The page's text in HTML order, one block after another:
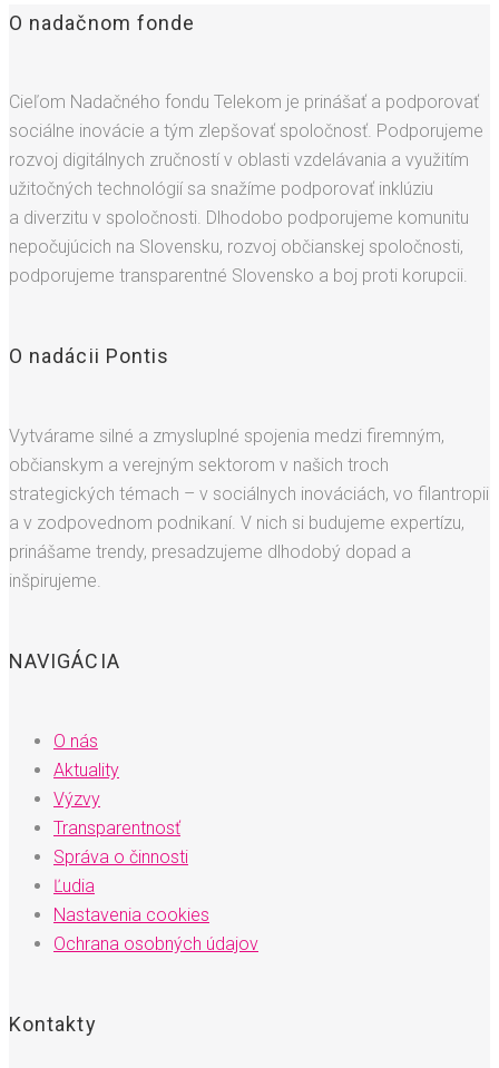
O nadačnom fonde
Cieľom Nadačného fondu Telekom je prinášať a podporovať
sociálne inovácie a tým zlepšovať spoločnosť. Podporujeme
rozvoj digitálnych zručností v oblasti vzdelávania a využitím
užitočných technológií sa snažíme podporovať inklúziu
a diverzitu v spoločnosti. Dlhodobo podporujeme komunitu
nepočujúcich na Slovensku, rozvoj občianskej spoločnosti,
podporujeme transparentné Slovensko a boj proti korupcii.
O nadácii Pontis
Vytvárame silné a zmysluplné spojenia medzi firemným,
občianskym a verejným sektorom v našich troch
strategických témach – v sociálnych inováciách, vo filantropii
a v zodpovednom podnikaní. V nich si budujeme expertízu,
prinášame trendy, presadzujeme dlhodobý dopad a
inšpirujeme.
NAVIGÁCIA
O nás
Aktuality
Výzvy
Transparentnosť
Správa o činnosti
Ľudia
Nastavenia cookies
Ochrana osobných údajov
Kontakty